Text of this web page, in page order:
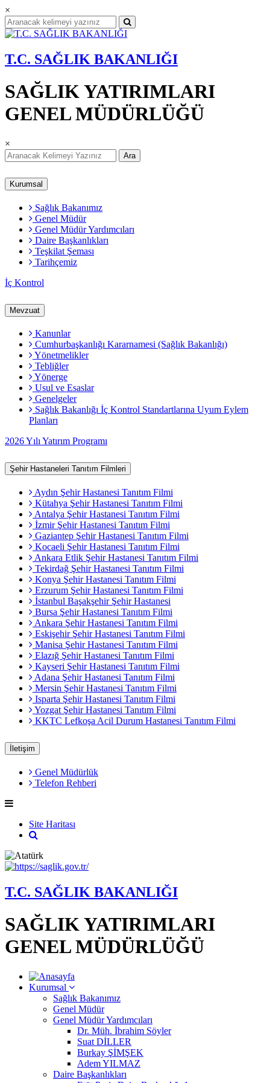
×
T.C. SAĞLIK BAKANLIĞI
SAĞLIK YATIRIMLARI
GENEL MÜDÜRLÜĞÜ
×
Ara
Kurumsal
Sağlık Bakanımız
Genel Müdür
Genel Müdür Yardımcıları
Daire Başkanlıkları
Teşkilat Şeması
Tarihçemiz
İç Kontrol
Mevzuat
Kanunlar
Cumhurbaşkanlığı Kararnamesi (Sağlık Bakanlığı)
Yönetmelikler
Tebliğler
Yönerge
Usul ve Esaslar
Genelgeler
Sağlık Bakanlığı İç Kontrol Standartlarına Uyum Eylem
Planları
2026 Yılı Yatırım Programı
Şehir Hastaneleri Tanıtım Filmleri
Aydın Şehir Hastanesi Tanıtım Filmi
Kütahya Şehir Hastanesi Tanıtım Filmi
Antalya Şehir Hastanesi Tanıtım Filmi
İzmir Şehir Hastanesi Tanıtım Filmi
Gaziantep Şehir Hastanesi Tanıtım Filmi
Kocaeli Şehir Hastanesi Tanıtım Filmi
Ankara Etlik Şehir Hastanesi Tanıtım Filmi
Tekirdağ Şehir Hastanesi Tanıtım Filmi
Konya Şehir Hastanesi Tanıtım Filmi
Erzurum Şehir Hastanesi Tanıtım Filmi
İstanbul Başakşehir Şehir Hastanesi
Bursa Şehir Hastanesi Tanıtım Filmi
Ankara Şehir Hastanesi Tanıtım Filmi
Eskişehir Şehir Hastanesi Tanıtım Filmi
Manisa Şehir Hastanesi Tanıtım Filmi
Elazığ Şehir Hastanesi Tanıtım Filmi
Kayseri Şehir Hastanesi Tanıtım Filmi
Adana Şehir Hastanesi Tanıtım Filmi
Mersin Şehir Hastanesi Tanıtım Filmi
Isparta Şehir Hastanesi Tanıtım Filmi
Yozgat Şehir Hastanesi Tanıtım Filmi
KKTC Lefkoşa Acil Durum Hastanesi Tanıtım Filmi
İletişim
Genel Müdürlük
Telefon Rehberi
Site Haritası
T.C. SAĞLIK BAKANLIĞI
SAĞLIK YATIRIMLARI
GENEL MÜDÜRLÜĞÜ
Kurumsal
Sağlık Bakanımız
Genel Müdür
Genel Müdür Yardımcıları
Dr. Müh. İbrahim Söyler
Suat DİLLER
Burkay ŞİMŞEK
Adem YILMAZ
Daire Başkanlıkları